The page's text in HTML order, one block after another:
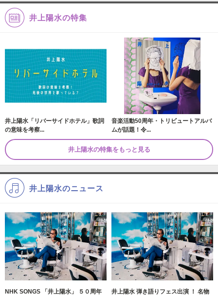
井上陽水の特集
井上陽水「リバーサイドホテル」歌詞
の意味を考察...
音楽活動50周年・トリビュートアルバ
ムが話題！令...
井上陽水の特集をもっと見る
井上陽水のニュース
NHK SONGS 「井上陽水」 ５０周年
井上陽水 弾き語りフェス出演 ！ 名物